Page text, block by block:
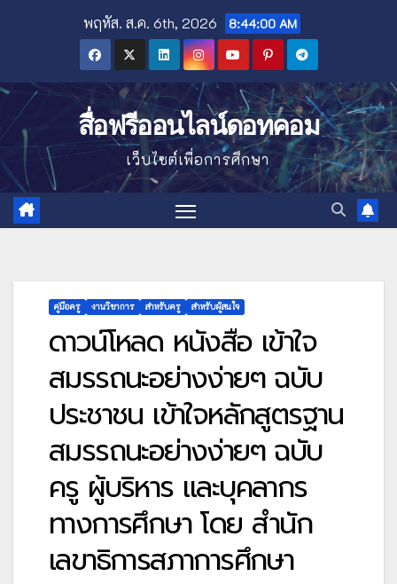
พฤหัส. ส.ค. 6th, 2026 8:44:01 AM
สื่อฟรีออนไลน์ดอทคอม
เว็บไซต์เพื่อการศึกษา
คู่มือครู งานวิชาการ สำหรับครู สำหรับผู้สนใจ
ดาวน์โหลด หนังสือ เข้าใจ
สมรรถนะอย่างง่ายๆ ฉบับ
ประชาชน เข้าใจหลักสูตรฐาน
สมรรถนะอย่างง่ายๆ ฉบับ
ครู ผู้บริหาร และบุคลากร
ทางการศึกษา โดย สำนัก
เลขาธิการสภาการศึกษา